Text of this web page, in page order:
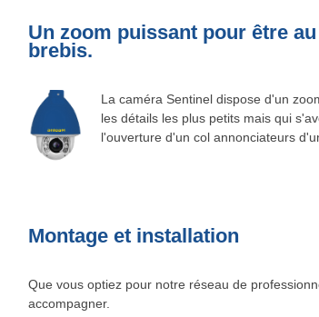
Un zoom puissant pour être
brebis.
La caméra Sentinel dispose d'un
les détails les plus petits mais qui
l'ouverture d'un col annonciateurs
Montage et installation
Que vous optiez pour notre réseau de
accompagner.